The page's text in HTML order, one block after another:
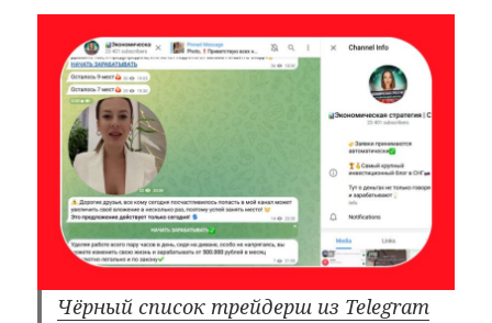
Чёрный список трейдерш из Telegram